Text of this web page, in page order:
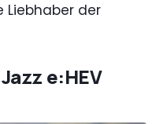
der
e:HEV